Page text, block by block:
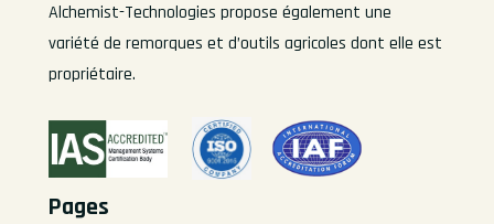
Alchemist-Technologies propose également une
variété de remorques et d’outils agricoles dont elle est
propriétaire.
Pages